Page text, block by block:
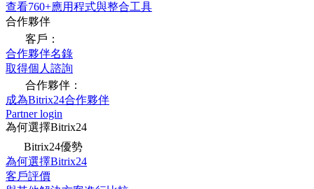
查看760+應用程式與整合工具
合作夥伴
客戶：
合作夥伴名錄
取得個人諮詢
合作夥伴：
成為Bitrix24合作夥伴
Partner login
為何選擇Bitrix24
Bitrix24優勢
為何選擇Bitrix24
客戶評價